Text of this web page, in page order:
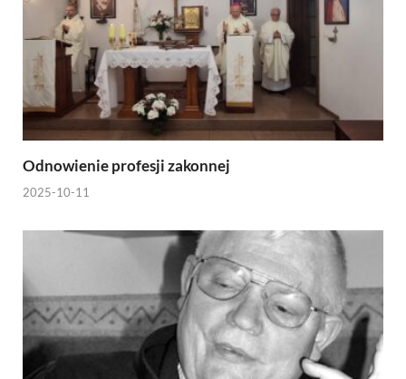
Odnowienie profesji zakonnej
2025-10-11